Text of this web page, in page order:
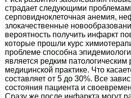
страдает следующими
серповидноклеточная анемия,
злокачественные
вероятность получить инфаркт
которые прошли курс
проблеме способна
является редким патологическим
медицинской пpaктике. Что
составляет от 5 до 30%. Все
состояния пациента и
Сразу же после инфаркта могут